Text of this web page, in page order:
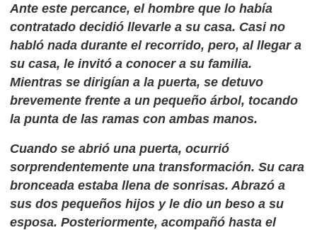
Ante este percance, el hombre que lo había
contratado decidió llevarle a su casa. Casi no
habló nada durante el recorrido, pero, al llegar a
su casa, le invitó a conocer a su familia.
Mientras se dirigían a la puerta, se detuvo
brevemente frente a un pequeño árbol, tocando
la punta de las ramas con ambas manos.
Cuando se abrió una puerta, ocurrió
sorprendentemente una transformación. Su cara
bronceada estaba llena de sonrisas. Abrazó a
sus dos pequeños hijos y le dio un beso a su
esposa. Posteriormente, acompañó hasta el